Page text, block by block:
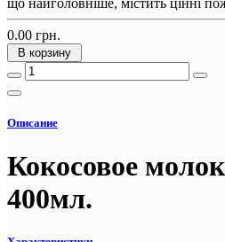
0.00 грн.
В корзину
Описание
Кокосовое
400мл.